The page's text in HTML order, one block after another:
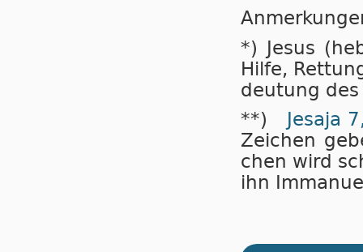
*) Jesus
Hil­fe,
deu­tung des
**)
Jesaja
Zei­chen
chen wird
ihn